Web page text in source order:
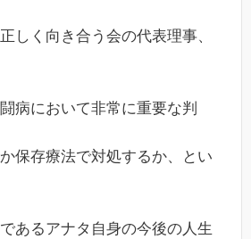
しく向き合う会の代表理事、
病において非常に重要な判
保存療法で対処するか、とい
あるアナタ自身の今後の人生